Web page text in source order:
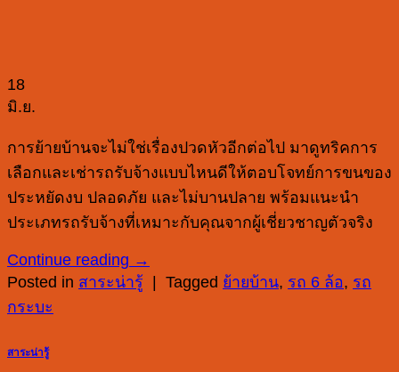
18
มิ.ย.
การย้ายบ้านจะไม่ใช่เรื่องปวดหัวอีกต่อไป มาดูทริคการ
เลือกและเช่ารถรับจ้างแบบไหนดีให้ตอบโจทย์การขนของ
ประหยัดงบ ปลอดภัย และไม่บานปลาย พร้อมแนะนำ
ประเภทรถรับจ้างที่เหมาะกับคุณจากผู้เชี่ยวชาญตัวจริง
Continue reading →
Posted in สาระน่ารู้ | Tagged ย้ายบ้าน, รถ 6 ล้อ, รถ
กระบะ
สาระน่ารู้